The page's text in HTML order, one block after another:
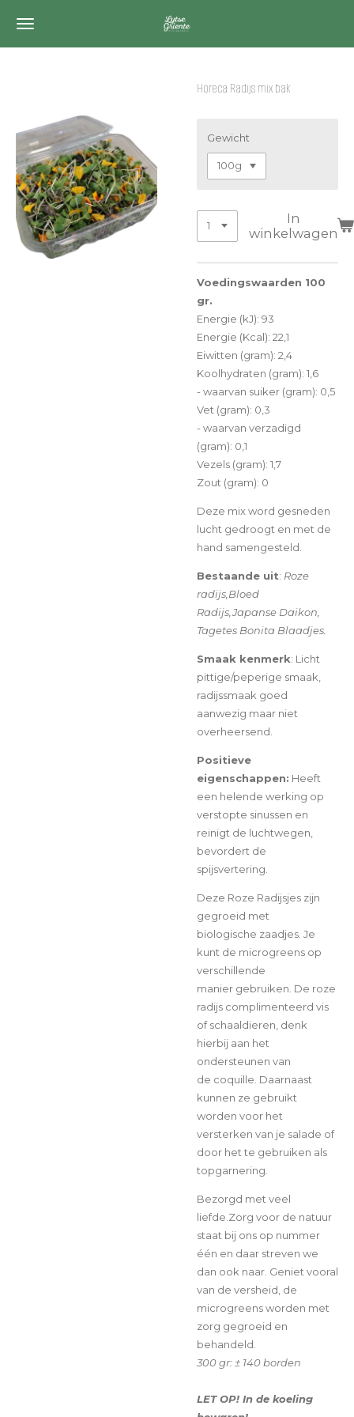
Ga
Horeca Radijs mix bak
Gewicht
In
winkelwagen
Voedingswaarden 100
gr.
Energie (kJ): 93
Energie (Kcal): 22,1
Eiwitten (gram): 2,4
Koolhydraten (gram): 1,6
- waarvan suiker (gram): 0,5
Vet (gram): 0,3
- waarvan verzadigd
(gram): 0,1
Vezels (gram): 1,7
Zout (gram): 0
Deze mix word gesneden
lucht gedroogt en met de
hand samengesteld.
Bestaande uit: Roze
radijs,Bloed
Radijs,Japanse Daikon,
Tagetes Bonita Blaadjes.
Smaak kenmerk: Licht
pittige/peperige smaak,
radijssmaak goed
aanwezig maar niet
overheersend.
Positieve
eigenschappen: Heeft
een helende werking op
verstopte sinussen en
reinigt de luchtwegen,
bevordert de
spijsvertering.
Deze Roze Radijsjes zijn
gegroeid met
biologische zaadjes. Je
kunt de microgreens op
verschillende
manier gebruiken. De roze
radijs complimenteerd vis
of schaaldieren, denk
hierbij aan het
ondersteunen van
de coquille. Daarnaast
kunnen ze gebruikt
worden voor het
versterken van je salade of
door het te gebruiken als
topgarnering.
Bezorgd met veel
liefde.Zorg voor de natuur
staat bij ons op nummer
één en daar streven we
dan ook naar. Geniet vooral
van de versheid, de
microgreens worden met
zorg gegroeid en
behandeld.
300 gr: ± 140 borden
LET OP! In de koeling